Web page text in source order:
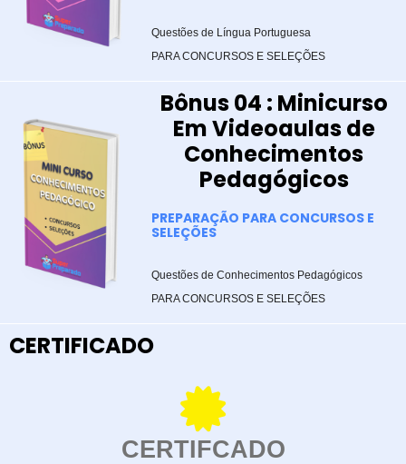
Questões de Língua Portuguesa
PARA CONCURSOS E SELEÇÕES
Bônus 04 : Minicurso
Em Videoaulas de
Conhecimentos
Pedagógicos
PREPARAÇÃO PARA CONCURSOS E
SELEÇÕES
Questões de Conhecimentos Pedagógicos
PARA CONCURSOS E SELEÇÕES
CERTIFICADO
CERTIFCADO